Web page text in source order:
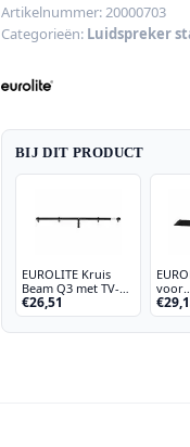
Stalen
statief
Q3
aantal
Artikelnummer: 20000703
Categorieën: Luidspreker
BIJ DIT PRODUCT
EUROLITE Kruis
Beam Q3 met TV-
aansluiting
€26,51
voor
LS-1/